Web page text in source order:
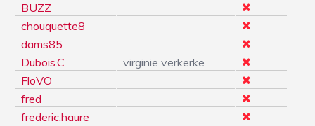
BUZZ
chouquette8
dams85
Dubois.C
virginie verkerke
FloVO
fred
frederic.haure